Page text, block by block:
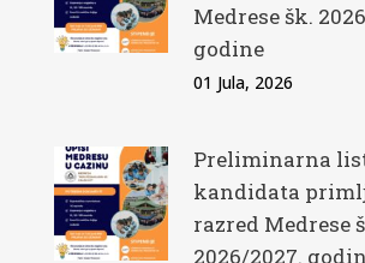
Medrese šk.
godine
01 Jula, 2026
Preliminarna
kandidata
razred Medrese
2026/2027.